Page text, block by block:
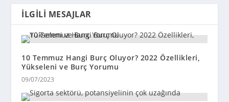
İLGILI MESAJLAR
10 Temmuz Hangi Burç Oluyor? 2022 Özellikleri,
Yükseleni ve Burç Yorumu
09/07/2023